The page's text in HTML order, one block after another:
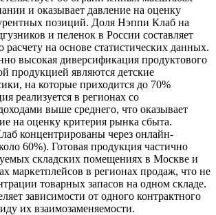
и оказывает давление на оценку
позиций. Доля Нэппи Клаб на
и пеленок в России составляет
расчету на основе статистических данных.
высокая диверсификация продуктового
продукцией являются детские
на которые приходится до 70%
реализуется в регионах со
выше среднего, что оказывает
на оценку критерия рынка сбыта.
концентрированы через онлайн-
60%). Готовая продукция частично
складских помещениях в Москве и
маркетплейсов в регионах продаж, что не
товарных запасов на одном складе.
зависимости от одного контрактного
их взаимозаменяемости.